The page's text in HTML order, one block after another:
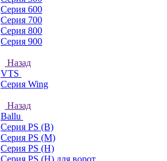
Серия 600
Серия 700
Серия 800
Серия 900
Назад
VTS
Серия Wing
Назад
Ballu
Серия PS (B)
Серия PS (M)
Серия PS (H)
Серия PS (H) для ворот